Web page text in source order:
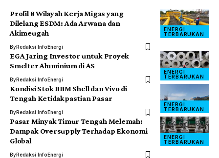
ENERGI
TERBARUKAN
Profil 8 Wilayah Kerja Migas yang
Dilelang ESDM: Ada Arwana dan
Akimeugah
ByRedaksi InfoEnergi
ENERGI
TERBARUKAN
EGA Jaring Investor untuk Proyek
Smelter Aluminium di AS
ByRedaksi InfoEnergi
ENERGI
TERBARUKAN
Kondisi Stok BBM Shell dan Vivo di
Tengah Ketidakpastian Pasar
ByRedaksi InfoEnergi
ENERGI
TERBARUKAN
Pasar Minyak Timur Tengah Melemah:
Dampak Oversupply Terhadap Ekonomi
Global
ByRedaksi InfoEnergi